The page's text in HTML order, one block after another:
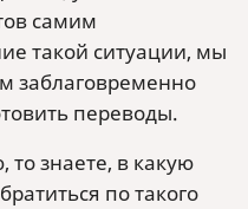
самим
такой ситуации, мы
заблаговременно
переводы.
то знаете, в какую
по такого